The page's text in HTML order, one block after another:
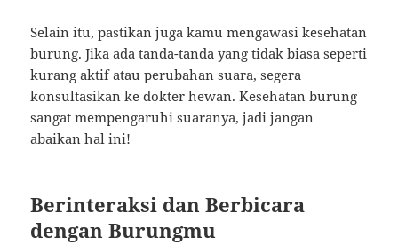
Selain itu, pastikan juga kamu mengawasi kesehatan
burung. Jika ada tanda-tanda yang tidak biasa seperti
kurang aktif atau perubahan suara, segera
konsultasikan ke dokter hewan. Kesehatan burung
sangat mempengaruhi suaranya, jadi jangan
abaikan hal ini!
Berinteraksi dan Berbicara
dengan Burungmu